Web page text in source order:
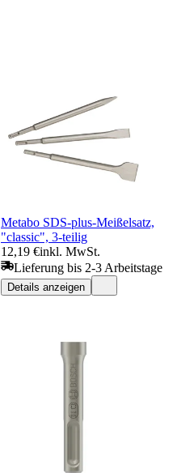
Metabo SDS-plus-Meißelsatz,
"classic", 3-teilig
12,19 €inkl. MwSt.
Lieferung bis 2-3 Arbeitstage
Details anzeigen